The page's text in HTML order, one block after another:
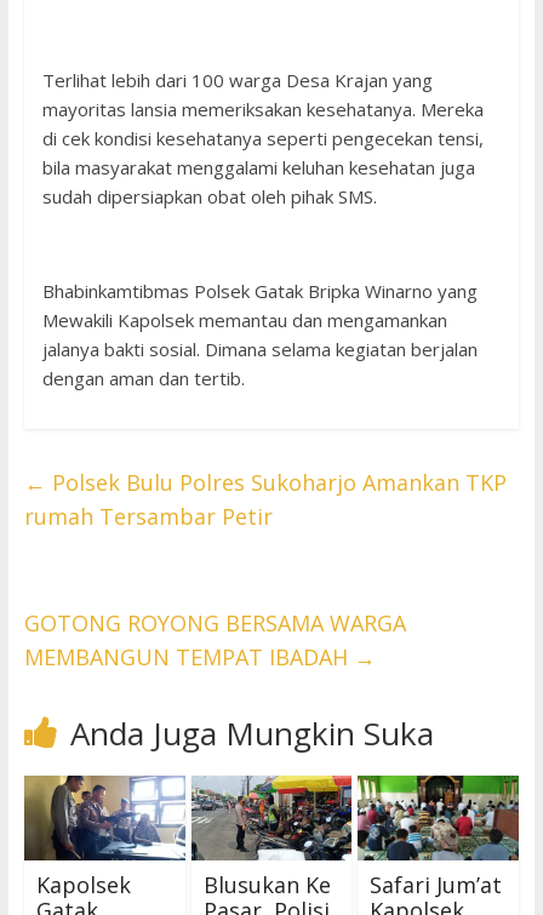
Terlihat lebih dari 100 warga Desa Krajan yang
mayoritas lansia memeriksakan kesehatanya. Mereka
di cek kondisi kesehatanya seperti pengecekan tensi,
bila masyarakat menggalami keluhan kesehatan juga
sudah dipersiapkan obat oleh pihak SMS.
Bhabinkamtibmas Polsek Gatak Bripka Winarno yang
Mewakili Kapolsek memantau dan mengamankan
jalanya bakti sosial. Dimana selama kegiatan berjalan
dengan aman dan tertib.
← Polsek Bulu Polres Sukoharjo Amankan TKP
rumah Tersambar Petir
GOTONG ROYONG BERSAMA WARGA
MEMBANGUN TEMPAT IBADAH →
Anda Juga Mungkin Suka
Kapolsek
Blusukan Ke
Safari Jum’at